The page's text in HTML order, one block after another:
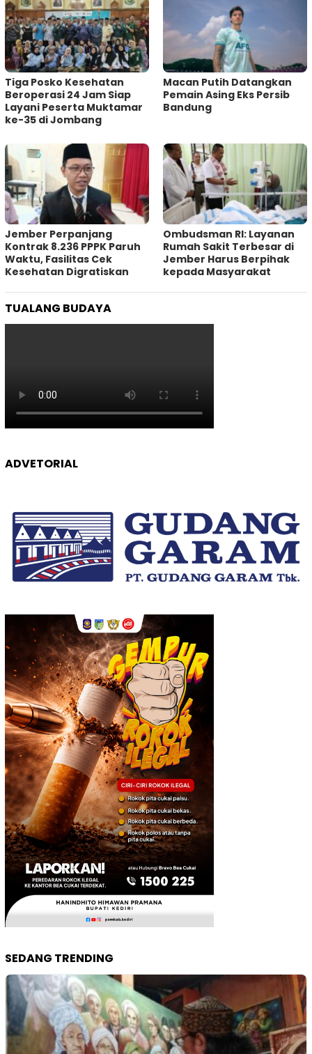
Tiga Posko Kesehatan
Beroperasi 24 Jam Siap
Layani Peserta Muktamar
ke-35 di Jombang
Macan Putih Datangkan
Pemain Asing Eks Persib
Bandung
Jember Perpanjang
Kontrak 8.236 PPPK Paruh
Waktu, Fasilitas Cek
Kesehatan Digratiskan
Ombudsman RI: Layanan
Rumah Sakit Terbesar di
Jember Harus Berpihak
kepada Masyarakat
TUALANG BUDAYA
ADVETORIAL
SEDANG TRENDING